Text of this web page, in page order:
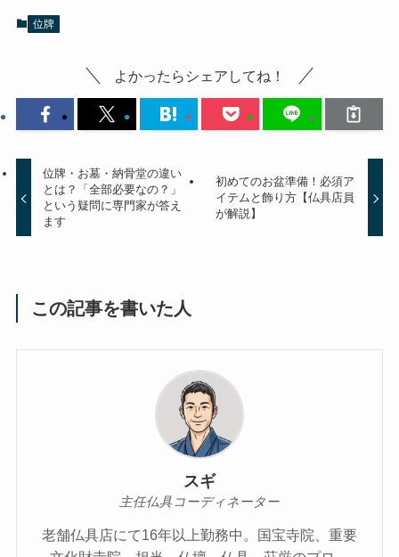
位牌
よかったらシェアしてね！
位牌・お墓・納骨堂の違い
とは？「全部必要なの？」
という疑問に専門家が答え
ます
初めてのお盆準備！必須ア
イテムと飾り方【仏具店員
が解説】
この記事を書いた人
スギ
主任仏具コーディネーター
老舗仏具店にて16年以上勤務中。国宝寺院、重要